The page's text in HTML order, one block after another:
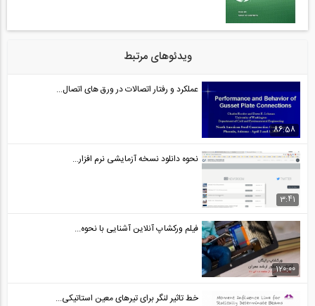
ویدئوهای مرتبط
86:58
عملکرد و رفتار اتصالات در ورق های اتصال...
3:41
نحوه دانلود نسخه آزمایشی نرم افزار...
120:00
فیلم ورکشاپ آنلاین آشنایی با نحوه...
خط تاثیر لنگر برای تیرهای معین استاتیکی...